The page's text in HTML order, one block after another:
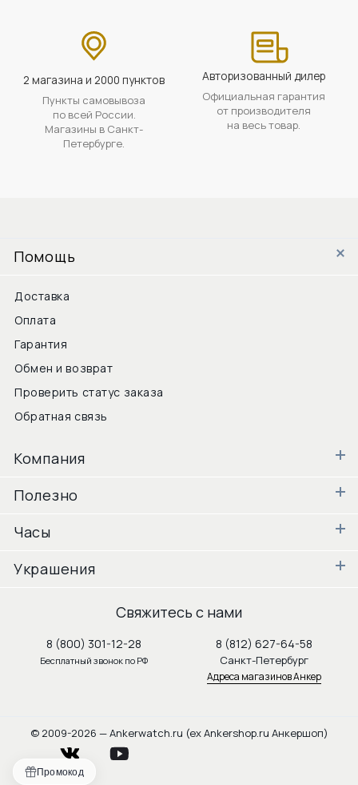
Промокод
2 магазина и 2000 пунктов
Пункты самовывоза
по всей России.
Магазины в Санкт-
Петербурге.
Авторизованный дилер
Официальная гарантия
от производителя
на весь товар.
Помощь
Доставка
Оплата
Гарантия
Обмен и возврат
Проверить статус заказа
Обратная связь
Компания
Полезно
Часы
Украшения
Свяжитесь с нами
8 (800) 301-12-28
Бесплатный звонок по РФ
8 (812) 627-64-58
Санкт-Петербург
Адреса магазинов Анкер
© 2009-2026 — Ankerwatch.ru (ex Ankershop.ru Анкершоп)
vkontakte youtube